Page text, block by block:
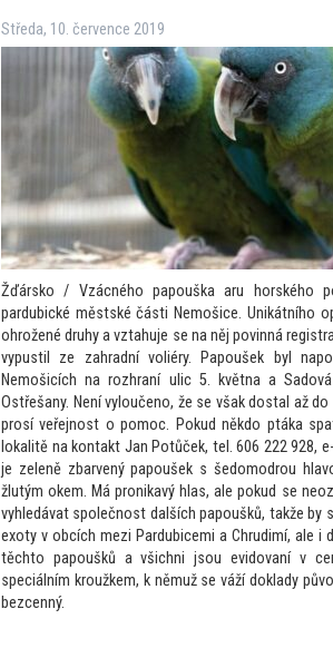
Středa, 10. července 2019
Žďársko / Vzácného papouška aru horského
pardubické městské části Nemošice. Unikátního
ohrožené druhy a vztahuje se na něj povinná
vypustil ze zahradní voliéry. Papoušek byl
Nemošicích na rozhraní ulic 5. května a
Ostřešany. Není vyloučeno, že se však dostal až
prosí veřejnost o pomoc. Pokud někdo ptáka
lokalitě na kontakt Jan Potůček, tel. 606 222 928,
je zeleně zbarvený papoušek s šedomodrou
žlutým okem. Má pronikavý hlas, ale pokud se
vyhledávat společnost dalších papoušků, takže by
exoty v obcích mezi Pardubicemi a Chrudimí, ale i
těchto papoušků a všichni jsou evidovaní v
speciálním kroužkem, k němuž se váží doklady
bezcenný.